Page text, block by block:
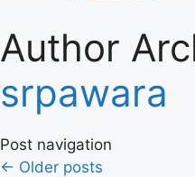
Author
srpawara
Post navigation
← Older posts